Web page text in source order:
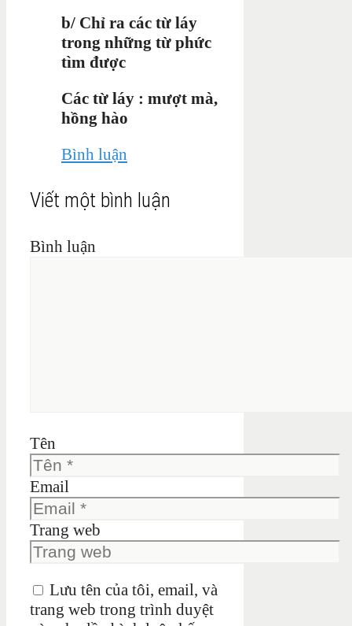
b/ Chỉ ra các từ láy
trong những từ phức
tìm được
Các từ láy : mượt mà,
hồng hào
Bình luận
Viết một bình luận
Bình luận
Tên
Email
Trang web
Lưu tên của tôi, email, và
trang web trong trình duyệt